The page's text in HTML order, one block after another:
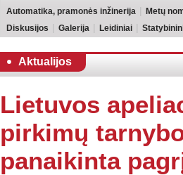
Automatika, pramonės inžinerija
Metų
Diskusijos
Galerija Leidiniai
Aktualijos
Lietuvos
pirkimų
panaikinta